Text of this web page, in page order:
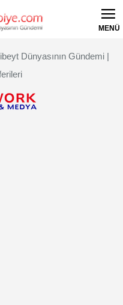
MENÜ
Dünyasının Gündemi |